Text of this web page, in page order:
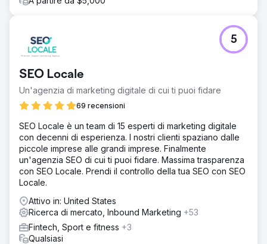
SEO Locale
Un'agenzia di marketing digitale di cui ti puoi fidare
69 recensioni
5
SEO Locale è un team di 15 esperti di marketing digitale
con decenni di esperienza. I nostri clienti spaziano dalle
piccole imprese alle grandi imprese. Finalmente
un'agenzia SEO di cui ti puoi fidare. Massima trasparenza
con SEO Locale. Prendi il controllo della tua SEO con SEO
Locale.
Attivo in: United States
Ricerca di mercato, Inbound Marketing +53
Fintech, Sport e fitness +3
Qualsiasi